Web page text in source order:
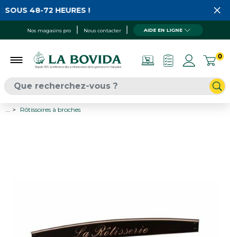
Nos magasins pro Nous contacter AIDE EN LIGNE
0
48-72 HEURES !
Rôtissoires à broches